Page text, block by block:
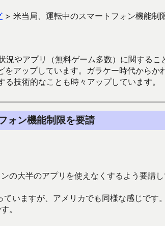
> 米当局、運転中のスマートフォン機能制
況やアプリ（無料ゲーム多数）に関する
をアップしています。ガラケー時代か
技術的なことも時々アップしています。
ォン機能制限を要請
の大半のアプリを使えなくするよう要請し
いますが、アメリカでも同様な感じです
。